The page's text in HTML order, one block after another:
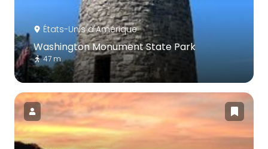
États-Unis d'Amérique
Washington Monument State Park
47 m